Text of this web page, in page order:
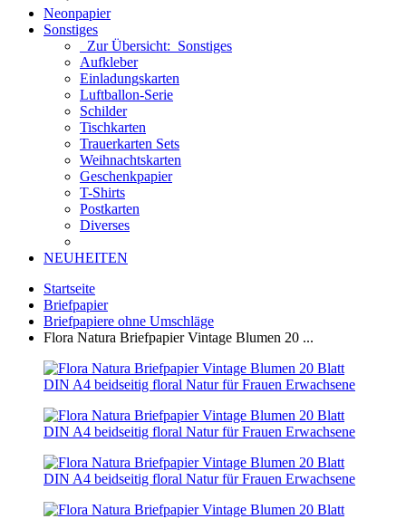
Neonpapier
Sonstiges
Zur Übersicht: Sonstiges
Aufkleber
Einladungskarten
Luftballon-Serie
Schilder
Tischkarten
Trauerkarten Sets
Weihnachtskarten
Geschenkpapier
T-Shirts
Postkarten
Diverses
NEUHEITEN
Startseite
Briefpapier
Briefpapiere ohne Umschläge
Flora Natura Briefpapier Vintage Blumen 20 ...